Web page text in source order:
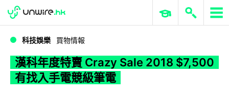
WWDC 2026 ERP 與商業 AI
科技娛樂 買物情報
漢科年度特賣 Crazy Sale 2018 $7,500
有找入手電競級筆電